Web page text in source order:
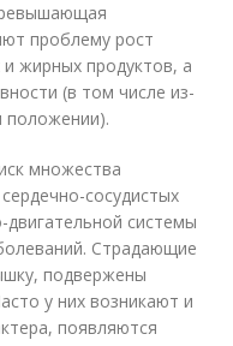
проблему рост
жирных продуктов, а
(в том числе из-
положении).
множества
сосудистых
системы
Страдающие
подвержены
у них возникают и
появляются